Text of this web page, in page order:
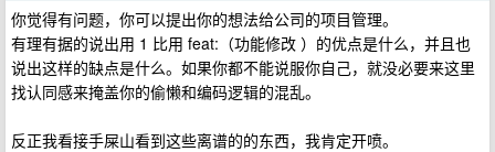
你觉得有问题，你可以提出你的想法给公司的项目管理。
有理有据的说出用 1 比用 feat:（功能修改 ）的优点是什么，并且也
说出这样的缺点是什么。如果你都不能说服你自己，就没必要来这里
找认同感来掩盖你的偷懒和编码逻辑的混乱。
反正我看接手屎山看到这些离谱的的东西，我肯定开喷。